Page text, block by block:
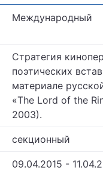
Международный
Стратегия
поэтических
материале
«The Lord of the
2003).
секционный
09.04.2015 -